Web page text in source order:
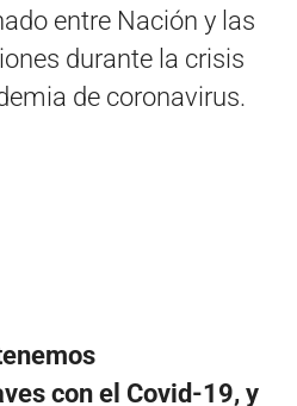
entre Nación y las
durante la crisis
de coronavirus.
con el Covid-19, y